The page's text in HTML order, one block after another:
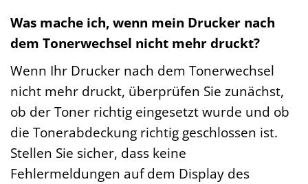
Was mache ich, wenn mein Drucker nach
dem Tonerwechsel nicht mehr druckt?
Wenn Ihr Drucker nach dem Tonerwechsel
nicht mehr druckt, überprüfen Sie zunächst,
ob der Toner richtig eingesetzt wurde und ob
die Tonerabdeckung richtig geschlossen ist.
Stellen Sie sicher, dass keine
Fehlermeldungen auf dem Display des